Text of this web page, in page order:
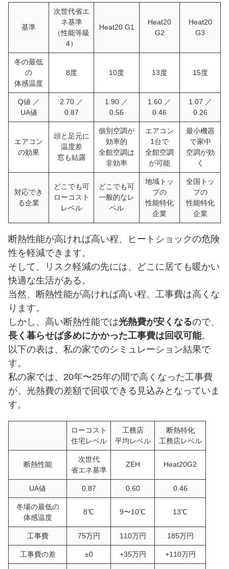
基準
次世代省エ
ネ基準
（性能等級
4）
Heat20 G1
Heat20
G2
Heat20
G3
冬の最低
の
体感温度
8度 10度 13度 15度
Q値 ／
UA値
2.70 ／
0.87
1.90 ／
0.56
1.60 ／
0.46
1.07 ／
0.26
エアコン
の効果
頭と足元に
温度差
窓も結露
個別空調が
効率的
全館空調は
非効率
エアコン
1台で
全館空調
が可能
最小機器
で家中
空調が効
く
対応でき
る企業
どこでも可
ローコスト
レベル
どこでも可
一般的なレ
ベル
地域トッ
プの
性能特化
企業
全国トッ
プの
性能特化
企業
断熱性能が高ければ高い程、ヒートショックの危険
性を軽減できます。
そして、リスク軽減の先には、どこに居ても暖かい
快適な生活がある。
当然、断熱性能が高ければ高い程、工事費は高くな
ります。
しかし、高い断熱性能では光熱費が安くなるので、
長く暮らせば多めにかかった工事費は回収可能。
以下の表は、私の家でのシミュレーション結果で
す。
私の家では、20年〜25年の間で高くなった工事費
が、光熱費の差額で回収できる見込みとなっていま
す。
ローコスト
住宅レベル
工務店
平均レベル
断熱特化
工務店レベル
断熱性能
次世代
省エネ基準
ZEH Heat20G2
UA値 0.87 0.60 0.46
冬場の最低の
体感温度
8℃ 9〜10℃ 13℃
工事費 75万円 110万円 185万円
工事費の差 ±0 +35万円 +110万円